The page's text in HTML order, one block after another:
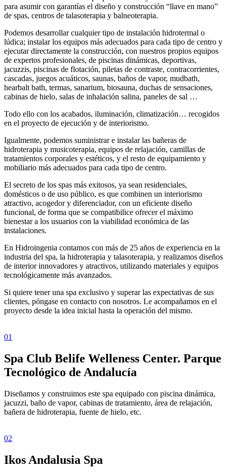
para asumir con garantías el diseño y construcción “llave en mano”
de spas, centros de talasoterapia y balneoterapia.
Podemos desarrollar cualquier tipo de instalación hidrotermal o
lúdica; instalar los equipos más adecuados para cada tipo de centro y
ejecutar directamente la construcción, con nuestros propios equipos
de expertos profesionales, de piscinas dinámicas, deportivas,
jacuzzis, piscinas de flotación, piletas de contraste, contracorrientes,
cascadas, juegos acuáticos, saunas, baños de vapor, mudbath,
hearbalt bath, termas, sanarium, biosauna, duchas de sensaciones,
cabinas de hielo, salas de inhalación salina, paneles de sal …
Todo ello con los acabados, iluminación, climatización… recogidos
en el proyecto de ejecución y de interiorismo.
Igualmente, podemos suministrar e instalar las bañeras de
hidroterapia y musicoterapia, equipos de relajación, camillas de
tratamientos corporales y estéticos, y el resto de equipamiento y
mobiliario más adecuados para cada tipo de centro.
El secreto de los spas más exitosos, ya sean residenciales,
domésticos o de uso público, es que combinen un interiorismo
atractivo, acogedor y diferenciador, con un eficiente diseño
funcional, de forma que se compatibilice ofrecer el máximo
bienestar a los usuarios con la viabilidad económica de las
instalaciones.
En Hidroingenia contamos con más de 25 años de experiencia en la
industria del spa, la hidroterapia y talasoterapia, y realizamos diseños
de interior innovadores y atractivos, utilizando materiales y equipos
tecnológicamente más avanzados.
Si quiere tener una spa exclusivo y superar las expectativas de sus
clientes, póngase en contacto con nosotros. Le acompañamos en el
proyecto desde la idea inicial hasta la operación del mismo.
01
Spa Club Belife Welleness Center. Parque
Tecnológico de Andalucía
Diseñamos y construimos este spa equipado con piscina dinámica,
jacuzzi, baño de vapor, cabinas de tratamiento, área de relajación,
bañera de hidroterapia, fuente de hielo, etc.
02
Ikos Andalusia Spa